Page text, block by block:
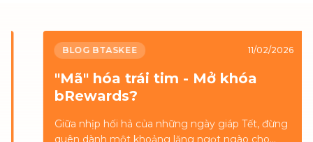
BLOG BTASKEE 11/02/2026
"Mã" hóa trái tim - Mở khóa
bRewards?
Giữa nhịp hối hả của những ngày giáp Tết, đừng
quên dành một khoảng lặng ngọt ngào cho